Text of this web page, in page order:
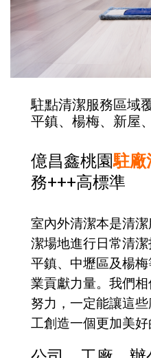
駐點清潔服務區域
平鎮、楊梅、新屋
億昌鑫桃園駐廠
務+++高標準
室內外清潔本是清
潔場地進行日常清潔
平鎮、中壢區及楊
業貢獻力量。我們
努力，一定能讓這
工創造一個更加美好